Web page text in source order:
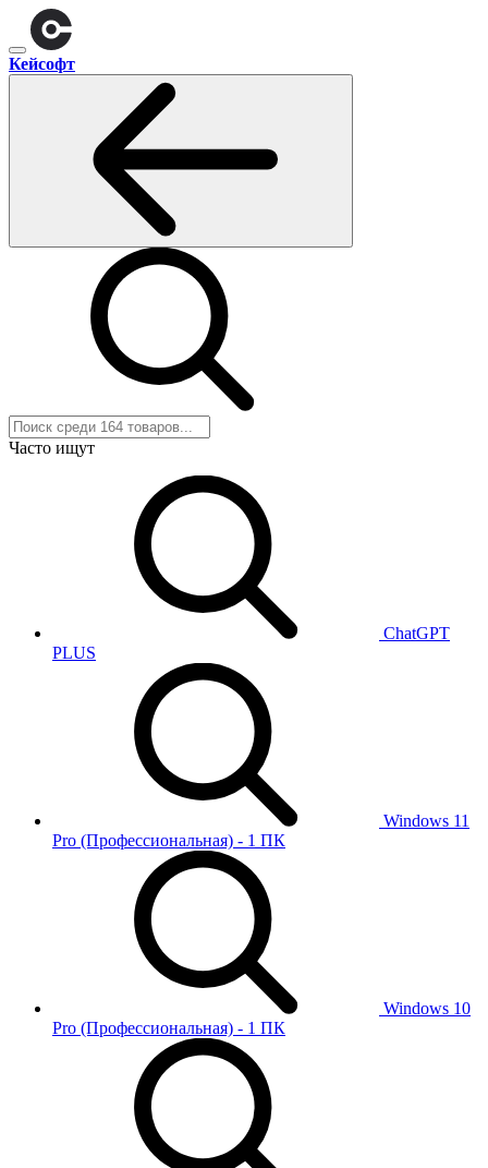
Кейсофт
Часто ищут
ChatGPT
PLUS
Windows 11
Pro (Профессиональная) - 1 ПК
Windows 10
Pro (Профессиональная) - 1 ПК